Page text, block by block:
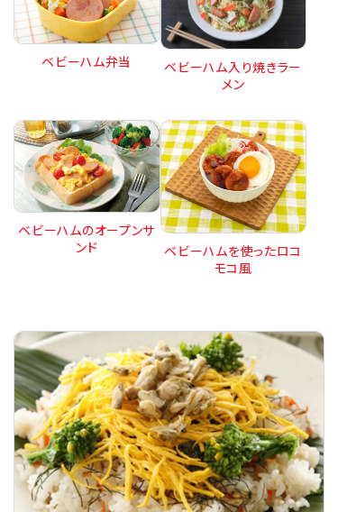
ベビーハム弁当
ベビーハム入り焼きラー
メン
ベビーハムのオープンサ
ンド
ベビーハムを使ったロコ
モコ風